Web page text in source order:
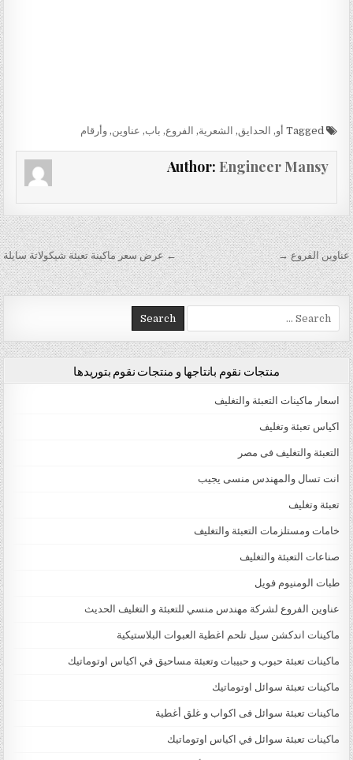
Tagged أو, الحدايق, الشعرية, الفروع, باب, عناوين,وأرقام
Author: Engineer Mansy
تصفّح المقالات ← عرض سعر ماكينة تعبئة شيكولاتة سايلة عناوين الفروع →
Search for:
منتجات نقوم بانتاجها و منتجات نقوم بتوريدها
اسعار ماكينات التعبئة والتغليف
اكياس تعبئة وتغليف
التعبئة والتغليف فى مصر
انت تسال والمهندس منسى يجيب
تعبئة وتغليف
خامات ومستلزمات التعبئة والتغليف
صناعات التعبئة والتغليف
طبات الومنيوم فويل
عناوين الفروع لشركة مهندس منسي للتعبئة و التغليف الحديث
ماكينات اندكشن سيل تلحم اغطية العبوات البلاستيكية
ماكينات تعبئة حبوب و حبيبات وتعبئة مساحيق في اكياس اوتوماتيك
ماكينات تعبئة سوائل اوتوماتيك
ماكينات تعبئة سوائل فى اكواب و غلق أغطية
ماكينات تعبئة سوائل في اكياس اوتوماتيك